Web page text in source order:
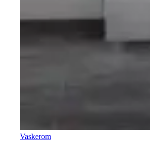
Vaskerom